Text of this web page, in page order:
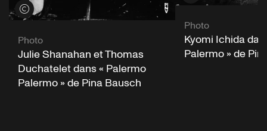
Voir les crédits
Photo
Julie Shanahan et Thomas
Duchatelet dans « Palermo
Palermo » de Pina Bausch
Photo
Kyomi Ichida
Palermo » de